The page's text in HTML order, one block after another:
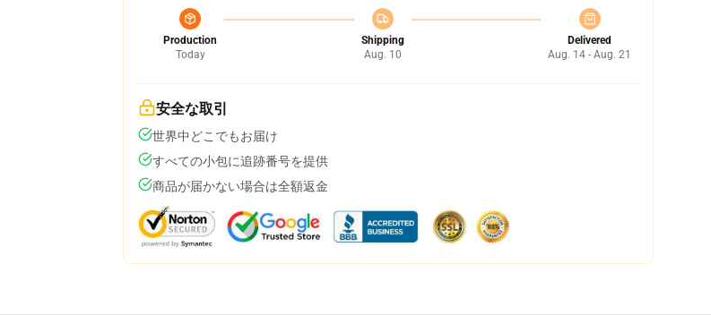
Production
Today
Shipping
Aug. 10
Delivered
Aug. 14 - Aug. 21
安全な取引
世界中どこでもお届け
すべての小包に追跡番号を提供
商品が届かない場合は全額返金